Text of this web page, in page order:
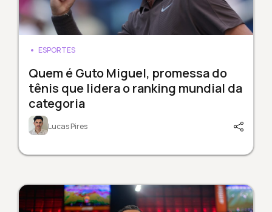
ESPORTES
Quem é Guto Miguel, promessa do
tênis que lidera o ranking mundial da
categoria
Lucas Pires